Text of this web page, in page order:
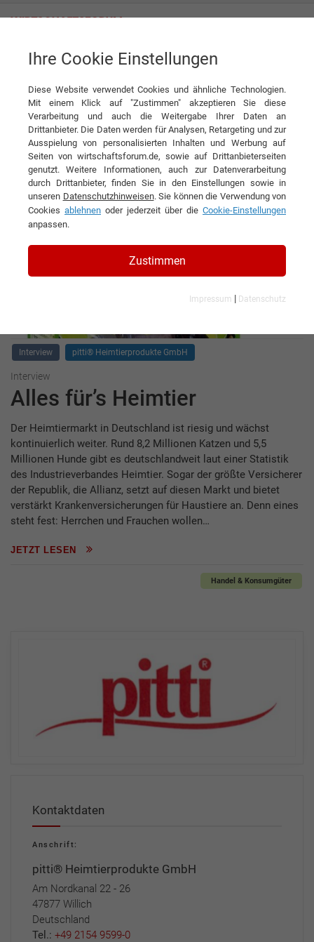
pitti® Heimtierprodukte GmbH
Interviews der pitti®
Heimtierprodukte GmbH
Interview pitti® Heimtierprodukte GmbH
Interview
Alles für’s Heimtier
Der Heimtiermarkt in Deutschland ist riesig und wächst
kontinuierlich weiter. Rund 8,2 Millionen Katzen und 5,5
Millionen Hunde gibt es deutschlandweit laut einer Statistik
des Industrieverbandes Heimtier. Sogar der größte Versicherer
der Republik, die Allianz, setzt auf diesen Markt und bietet
verstärkt Krankenversicherungen für Haustiere an. Denn eines
steht fest: Herrchen und Frauchen wollen…
JETZT LESEN
Handel & Konsumgüter
Kontaktdaten
Anschrift:
pitti® Heimtierprodukte GmbH
Am Nordkanal 22 - 26
47877 Willich
Deutschland
Tel.: +49 2154 9599-0
Ihre Cookie Einstellungen
Diese Website verwendet Cookies und ähnliche Technologien.
Mit einem Klick auf "Zustimmen" akzeptieren Sie diese
Verarbeitung und auch die Weitergabe Ihrer Daten an
Drittanbieter. Die Daten werden für Analysen, Retargeting und zur
Ausspielung von personalisierten Inhalten und Werbung auf
Seiten von wirtschaftsforum.de, sowie auf Drittanbieterseiten
genutzt. Weitere Informationen, auch zur Datenverarbeitung
durch Drittanbieter, finden Sie in den Einstellungen sowie in
unseren Datenschutzhinweisen. Sie können die Verwendung von
Cookies ablehnen oder jederzeit über die Cookie-Einstellungen
anpassen.
Zustimmen
Impressum | Datenschutz